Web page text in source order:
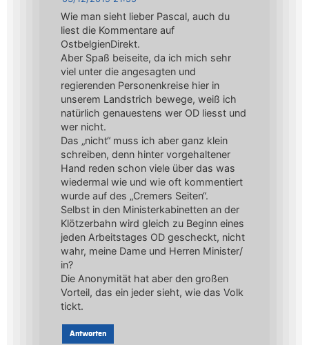
Wie man sieht lieber Pascal, auch du
liest die Kommentare auf
OstbelgienDirekt.
Aber Spaß beiseite, da ich mich sehr
viel unter die angesagten und
regierenden Personenkreise hier in
unserem Landstrich bewege, weiß ich
natürlich genauestens wer OD liesst und
wer nicht.
Das „nicht“ muss ich aber ganz klein
schreiben, denn hinter vorgehaltener
Hand reden schon viele über das was
wiedermal wie und wie oft kommentiert
wurde auf des „Cremers Seiten“.
Selbst in den Ministerkabinetten an der
Klötzerbahn wird gleich zu Beginn eines
jeden Arbeitstages OD gescheckt, nicht
wahr, meine Dame und Herren Minister/
in?
Die Anonymität hat aber den großen
Vorteil, das ein jeder sieht, wie das Volk
tickt.
Antworten